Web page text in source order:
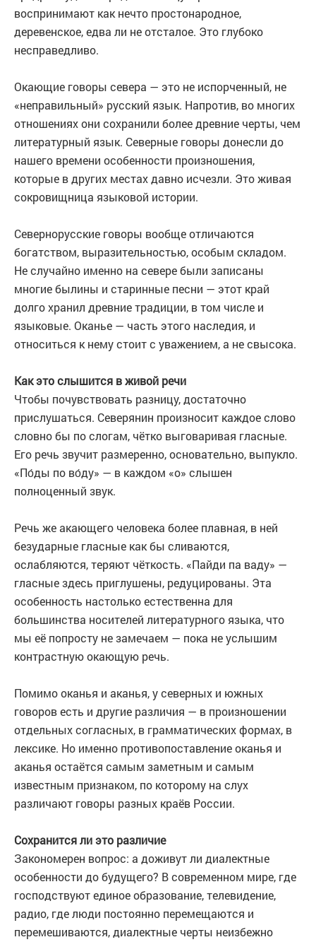
воспринимают как нечто простонародное,
деревенское, едва ли не отсталое. Это глубоко
несправедливо.
Окающие говоры севера — это не испорченный, не
«неправильный» русский язык. Напротив, во многих
отношениях они сохранили более древние черты, чем
литературный язык. Северные говоры донесли до
нашего времени особенности произношения,
которые в других местах давно исчезли. Это живая
сокровищница языковой истории.
Севернорусские говоры вообще отличаются
богатством, выразительностью, особым складом.
Не случайно именно на севере были записаны
многие былины и старинные песни — этот край
долго хранил древние традиции, в том числе и
языковые. Оканье — часть этого наследия, и
относиться к нему стоит с уважением, а не свысока.
Как это слышится в живой речи
Чтобы почувствовать разницу, достаточно
прислушаться. Северянин произносит каждое слово
словно бы по слогам, чётко выговаривая гласные.
Его речь звучит размеренно, основательно, выпукло.
«По́ды по во́ду» — в каждом «о» слышен
полноценный звук.
Речь же акающего человека более плавная, в ней
безударные гласные как бы сливаются,
ослабляются, теряют чёткость. «Пайди па ваду» —
гласные здесь приглушены, редуцированы. Эта
особенность настолько естественна для
большинства носителей литературного языка, что
мы её попросту не замечаем — пока не услышим
контрастную окающую речь.
Помимо оканья и аканья, у северных и южных
говоров есть и другие различия — в произношении
отдельных согласных, в грамматических формах, в
лексике. Но именно противопоставление оканья и
аканья остаётся самым заметным и самым
известным признаком, по которому на слух
различают говоры разных краёв России.
Сохранится ли это различие
Закономерен вопрос: а доживут ли диалектные
особенности до будущего? В современном мире, где
господствуют единое образование, телевидение,
радио, где люди постоянно перемещаются и
перемешиваются, диалектные черты неизбежно